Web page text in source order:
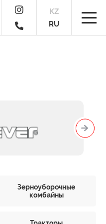
KZ
RU
Зерноуборочные
комбайны